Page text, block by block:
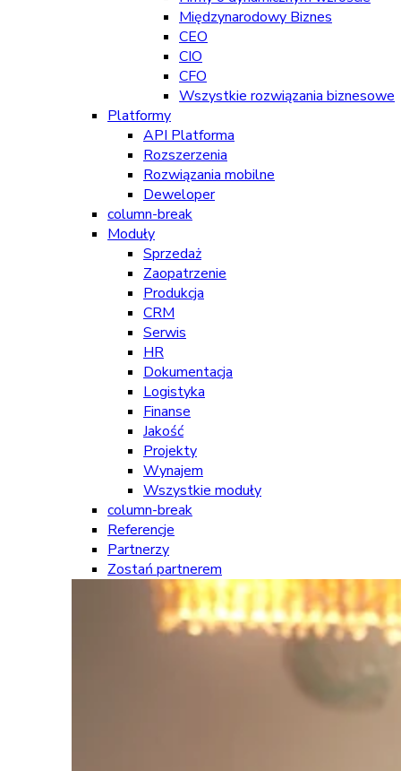
Międzynarodowy Biznes
CEO
CIO
CFO
Wszystkie rozwiązania biznesowe
Platformy
API Platforma
Rozszerzenia
Rozwiązania mobilne
Deweloper
column-break
Moduły
Sprzedaż
Zaopatrzenie
Produkcja
CRM
Serwis
HR
Dokumentacja
Logistyka
Finanse
Jakość
Projekty
Wynajem
Wszystkie moduły
column-break
Referencje
Partnerzy
Zostań partnerem